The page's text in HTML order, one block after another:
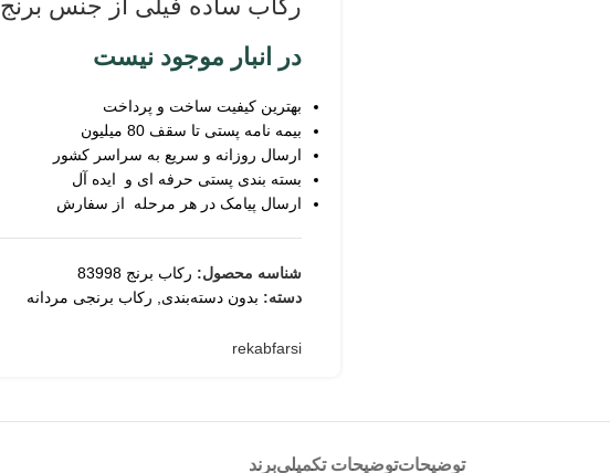
رکاب ساده فیلی از جنس برنج
در انبار موجود نیست
بهترین کیفیت ساخت و پرداخت
بیمه نامه پستی تا سقف 80 میلیون
ارسال روزانه و سریع به سراسر کشور
بسته بندی پستی حرفه ای و ایده آل
ارسال پیامک در هر مرحله از سفارش
شناسه محصول: رکاب برنج 83998
دسته: بدون دسته‌بندی رکاب برنجی مردانه
rekabfarsi
توضیحاتتوضیحات تکمیلیبرند